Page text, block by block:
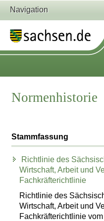
Navigation
Normenhistorie
Stammfassung
Richtlinie des
Wirtschaft, Arbeit und
Fachkräfterichtlinie
Richtlinie des
Wirtschaft, Arbeit und
Fachkräfterichtlinie